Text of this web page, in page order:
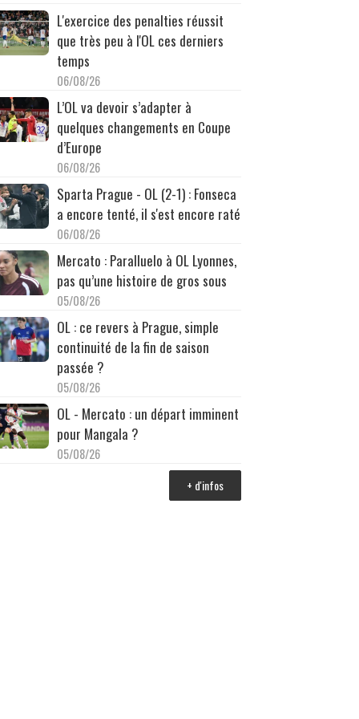
L'exercice des penalties réussit
que très peu à l'OL ces derniers
temps
06/08/26
L’OL va devoir s’adapter à
quelques changements en Coupe
d’Europe
06/08/26
Sparta Prague - OL (2-1) : Fonseca
a encore tenté, il s'est encore raté
06/08/26
Mercato : Paralluelo à OL Lyonnes,
pas qu’une histoire de gros sous
05/08/26
OL : ce revers à Prague, simple
continuité de la fin de saison
passée ?
05/08/26
OL - Mercato : un départ imminent
pour Mangala ?
05/08/26
+ d'infos